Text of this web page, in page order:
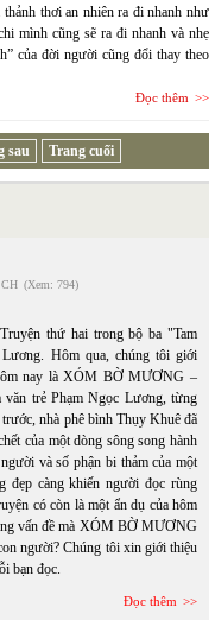
thơi an nhiên ra đi nhanh như
mình cũng sẽ ra đi nhanh và nhẹ
của đời người cũng đổi thay theo
Đọc thêm
sau Trang cuối
CH (Xem: 794)
thứ hai trong bộ ba "Tam
Hôm qua, chúng tôi giới
nay là XÓM BỜ MƯƠNG –
văn trẻ Phạm Ngọc Lương, từng
nhà phê bình Thụy Khuê đã
của một dòng sông song hành
và số phận bi thảm của một
đẹp càng khiến người đọc rùng
có còn là một ẩn dụ của hôm
vấn đề mà XÓM BỜ MƯƠNG
người? Chúng tôi xin giới thiệu
bạn đọc.
Đọc thêm